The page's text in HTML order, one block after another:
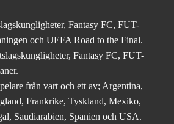
Fantasy FC, FUT-
och UEFA Road to the Final.
Fantasy FC, FUT-
från vart och ett av; Argentina,
Frankrike, Tyskland, Mexiko,
Saudiarabien, Spanien och USA.